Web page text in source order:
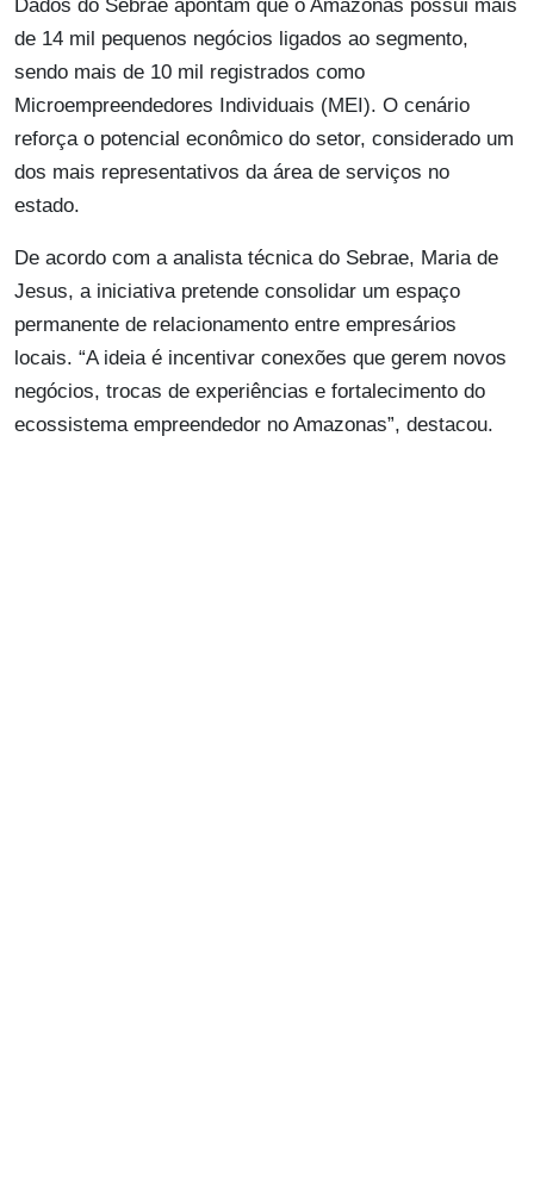
Dados do Sebrae apontam que o Amazonas possui mais
de 14 mil pequenos negócios ligados ao segmento,
sendo mais de 10 mil registrados como
Microempreendedores Individuais (MEI). O cenário
reforça o potencial econômico do setor, considerado um
dos mais representativos da área de serviços no
estado.
De acordo com a analista técnica do Sebrae, Maria de
Jesus, a iniciativa pretende consolidar um espaço
permanente de relacionamento entre empresários
locais. “A ideia é incentivar conexões que gerem novos
negócios, trocas de experiências e fortalecimento do
ecossistema empreendedor no Amazonas”, destacou.